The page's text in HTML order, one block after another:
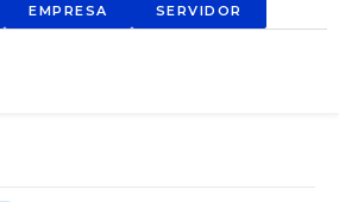
EMPRESA SERVIDOR